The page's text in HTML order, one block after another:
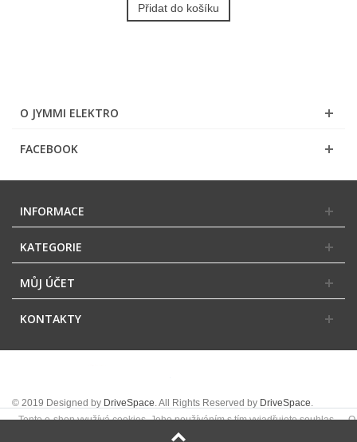
Přidat do košíku
O JYMMI ELEKTRO
FACEBOOK
Tento e-shop využívá cookies. Jeho používáním s tím vyjadřujete souhlas.O
cookies
INFORMACE
KATEGORIE
MŮJ ÚČET
KONTAKTY
© 2019 Designed by DriveSpace . All Rights Reserved by DriveSpace